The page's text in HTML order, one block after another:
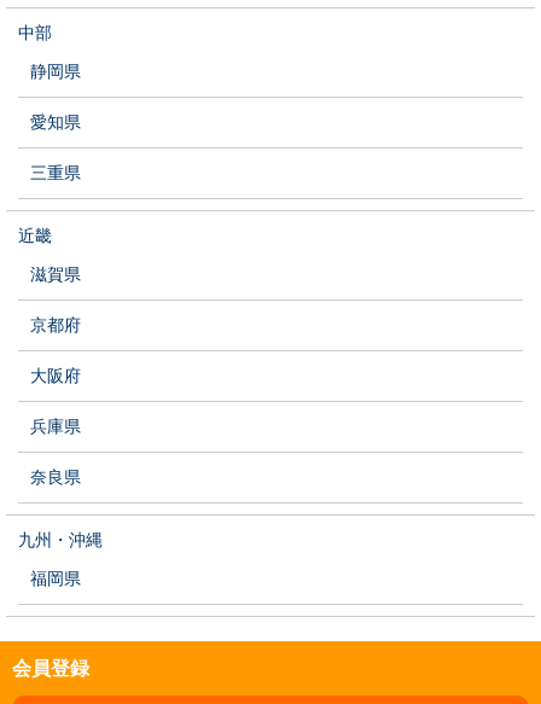
中部
静岡県
愛知県
三重県
近畿
滋賀県
京都府
大阪府
兵庫県
奈良県
九州・沖縄
福岡県
会員登録